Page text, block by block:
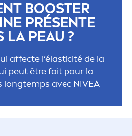
T BOOSTER
PRÉSENTE
LA PEAU ?
affecte l’élasticité de la
peut être fait pour la
longtemps avec NIVEA